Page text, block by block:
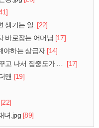
생기는 일. [22]
바로잡는 어머님 [17]
야하는 상급자 [14]
라갔다는 한 아파트의 안내방송
[17]
맨 [19]
[22]
녀.jpg [89]